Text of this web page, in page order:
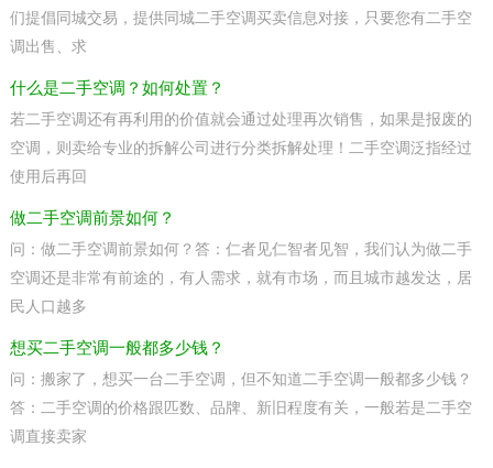
们提倡同城交易，提供同城二手空调买卖信息对接，只要您有二手空
调出售、求
什么是二手空调？如何处置？
若二手空调还有再利用的价值就会通过处理再次销售，如果是报废的
空调，则卖给专业的拆解公司进行分类拆解处理！二手空调泛指经过
使用后再回
做二手空调前景如何？
问：做二手空调前景如何？答：仁者见仁智者见智，我们认为做二手
空调还是非常有前途的，有人需求，就有市场，而且城市越发达，居
民人口越多
想买二手空调一般都多少钱？
问：搬家了，想买一台二手空调，但不知道二手空调一般都多少钱？
答：二手空调的价格跟匹数、品牌、新旧程度有关，一般若是二手空
调直接卖家